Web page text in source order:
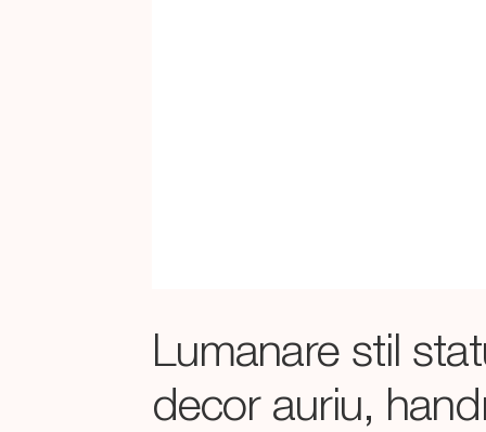
Lumanare stil
decor auriu,